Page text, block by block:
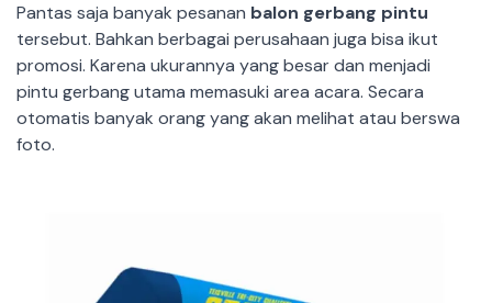
Pantas saja banyak pesanan balon gerbang pintu
tersebut. Bahkan berbagai perusahaan juga bisa ikut
promosi. Karena ukurannya yang besar dan menjadi
pintu gerbang utama memasuki area acara. Secara
otomatis banyak orang yang akan melihat atau berswa
foto.